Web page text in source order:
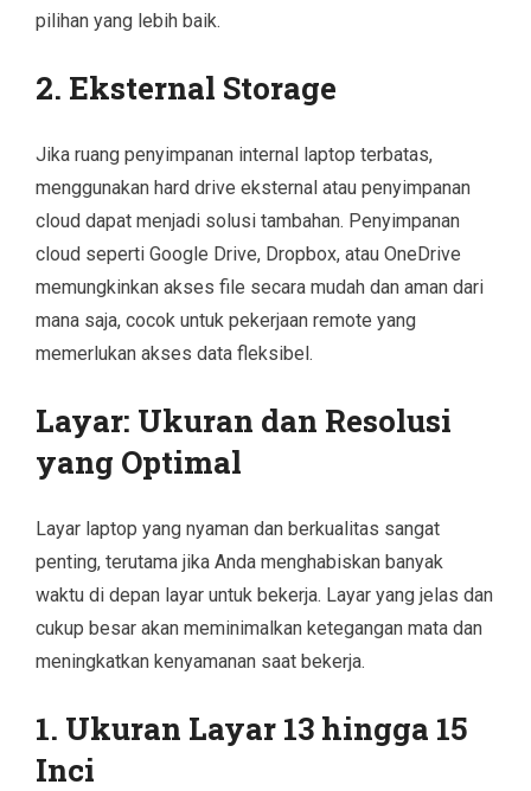
pilihan yang lebih baik.
2. Eksternal Storage
Jika ruang penyimpanan internal laptop terbatas,
menggunakan hard drive eksternal atau penyimpanan
cloud dapat menjadi solusi tambahan. Penyimpanan
cloud seperti Google Drive, Dropbox, atau OneDrive
memungkinkan akses file secara mudah dan aman dari
mana saja, cocok untuk pekerjaan remote yang
memerlukan akses data fleksibel.
Layar: Ukuran dan Resolusi
yang Optimal
Layar laptop yang nyaman dan berkualitas sangat
penting, terutama jika Anda menghabiskan banyak
waktu di depan layar untuk bekerja. Layar yang jelas dan
cukup besar akan meminimalkan ketegangan mata dan
meningkatkan kenyamanan saat bekerja.
1. Ukuran Layar 13 hingga 15
Inci